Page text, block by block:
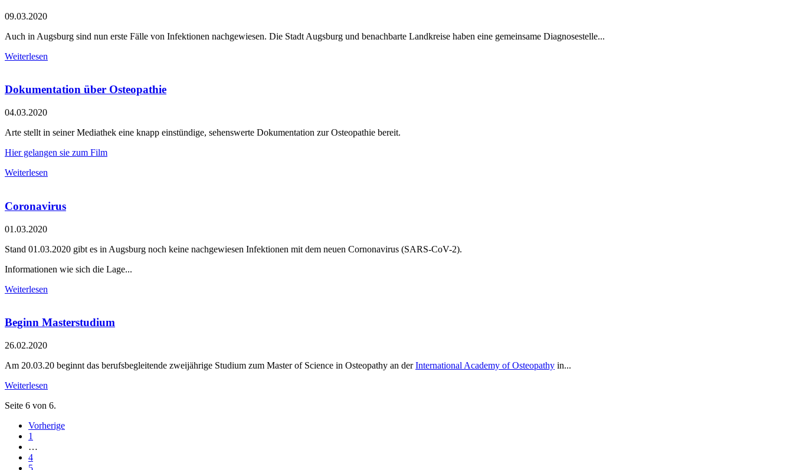
09.03.2020
Auch in Augsburg sind nun erste Fälle von Infektionen nachgewiesen. Die Stadt Augsburg und benachbarte Landkreise haben eine gemeinsame Diagnosestelle...
Weiterlesen
Dokumentation über Osteopathie
04.03.2020
Arte stellt in seiner Mediathek eine knapp einstündige, sehenswerte Dokumentation zur Osteopathie bereit.
Hier gelangen sie zum Film
Weiterlesen
Coronavirus
01.03.2020
Stand 01.03.2020 gibt es in Augsburg noch keine nachgewiesen Infektionen mit dem neuen Cornonavirus (SARS-CoV-2).
Informationen wie sich die Lage...
Weiterlesen
Beginn Masterstudium
26.02.2020
Am 20.03.20 beginnt das berufsbegleitende zweijährige Studium zum Master of Science in Osteopathy an derInternational Academy of Osteopathy in...
Weiterlesen
Seite 6 von 6.
Vorherige
1
…
4
5